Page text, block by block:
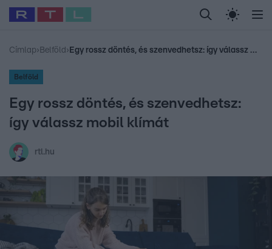
Legfrissebb RTL Híradó Randi Celeb vagyok,
Babits Marcella Most Wanted Gallusz
Címlap› Belföld › Egy rossz döntés, és szenvedhetsz: így válassz mobil klímát
Belföld
Egy rossz döntés, és szenvedhetsz:
így válassz mobil klímát
rtl.hu